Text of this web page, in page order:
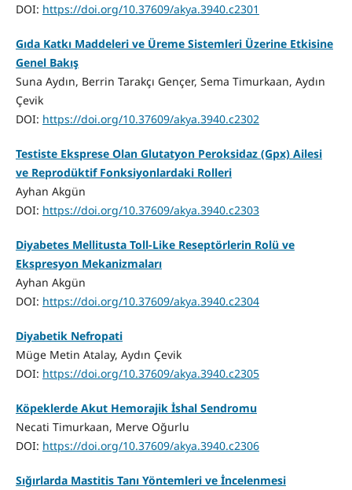
DOI: https://doi.org/10.37609/akya.3940.c2301
Gıda Katkı Maddeleri ve Üreme Sistemleri Üzerine Etkisine
Genel Bakış
Suna Aydın, Berrin Tarakçı Gençer, Sema Timurkaan, Aydın
Çevik
DOI: https://doi.org/10.37609/akya.3940.c2302
Testiste Eksprese Olan Glutatyon Peroksidaz (Gpx) Ailesi
ve Reprodüktif Fonksiyonlardaki Rolleri
Ayhan Akgün
DOI: https://doi.org/10.37609/akya.3940.c2303
Diyabetes Mellitusta Toll-Like Reseptörlerin Rolü ve
Ekspresyon Mekanizmaları
Ayhan Akgün
DOI: https://doi.org/10.37609/akya.3940.c2304
Diyabetik Nefropati
Müge Metin Atalay, Aydın Çevik
DOI: https://doi.org/10.37609/akya.3940.c2305
Köpeklerde Akut Hemorajik İshal Sendromu
Necati Timurkaan, Merve Oğurlu
DOI: https://doi.org/10.37609/akya.3940.c2306
Sığırlarda Mastitis Tanı Yöntemleri ve İncelenmesi